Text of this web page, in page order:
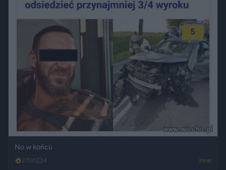
No w końcu
2700 4 Inne